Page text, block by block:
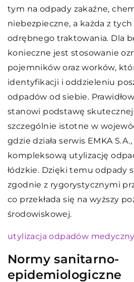
tym na odpady zakaźne,
niebezpieczne, a każda z
odrębnego traktowania. Dla
konieczne jest stosowanie
pojemników oraz worków,
identyfikacji i oddzieleniu
odpadów od siebie.
stanowi podstawę
szczególnie istotne w
gdzie działa serwis EMKA
kompleksową utylizację
łódzkie. Dzięki temu odpady
zgodnie z rygorystycznymi
co przekłada się na wyższy
środowiskowej.
utylizacja odpadów
Normy sanitarno-
epidemiologiczne